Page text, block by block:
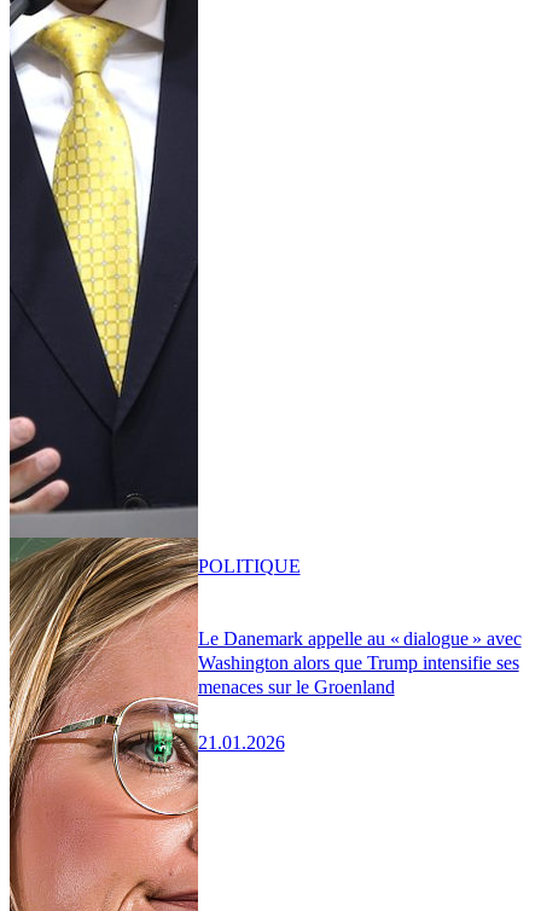
Le Danemark appelle au « dialogue » avec
Washington alors que Trump intensifie ses
menaces sur le Groenland
21.01.2026
POLITIQUE